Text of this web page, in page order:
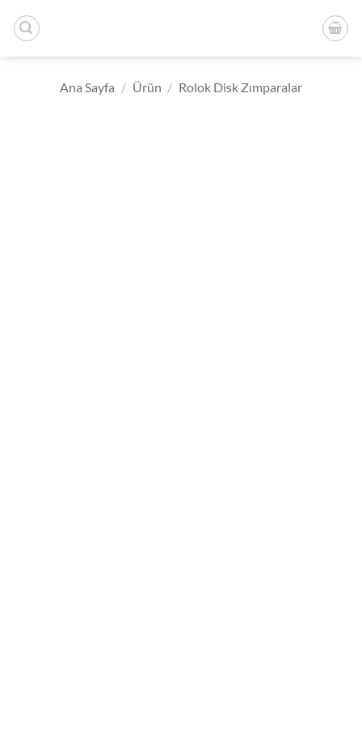
atla
Ana Sayfa / Ürün / Rolok Disk Zımparalar